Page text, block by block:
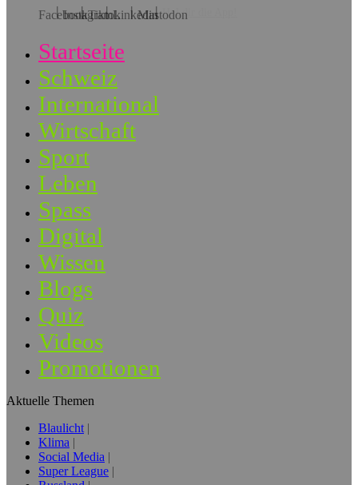
Hol dir die App!
Startseite
Schweiz
International
Wirtschaft
Sport
Leben
Spass
Digital
Wissen
Blogs
Quiz
Videos
Promotionen
Aktuelle Themen
Blaulicht
Klima
Social Media
Super League